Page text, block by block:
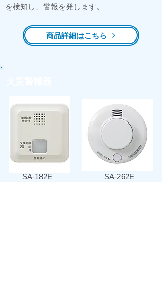
を検知し、警報を発します。
商品詳細はこちら
SA-182E SA-262E